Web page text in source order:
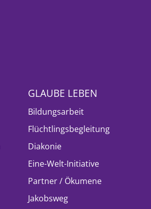
GLAUBE LEBEN
Bildungsarbeit
Flüchtlingsbegleitung
Diakonie
Eine-Welt-Initiative
Partner / Ökumene
Jakobsweg